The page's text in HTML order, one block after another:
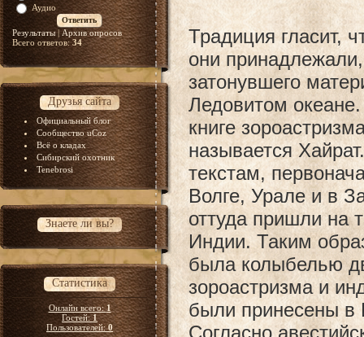
Аудио
Результаты|Архив опросов
Всего ответов:34
Друзья сайта
Официальный блог
Сообщество uCoz
Всё о кладах
Сибирский охотник
Tenebrosi
Знаете ли вы?
Статистика
Онлайн всего:1
Гостей:1
Пользователей:0
Традиция гласит,
они
затонувшего
Ледовитом
книге
называется
текстам,
Волге, Урале и в
оттуда пришли на
Индии. Таким
была колыбелью
зороастризма и
были принесены
Согласно